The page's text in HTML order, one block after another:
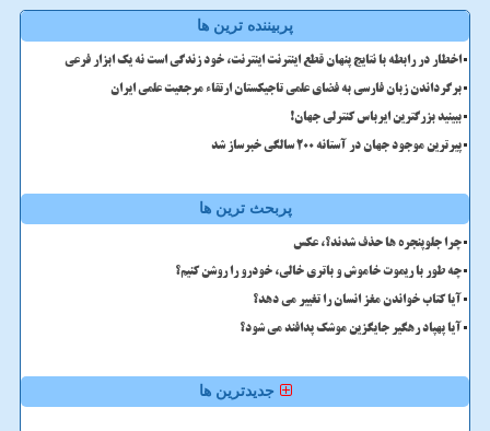
پربیننده ترین ها
اخطار در رابطه با نتایج پنهان قطع اینترنت اینترنت، خود زندگی است نه یک ابزار فرعی
برگرداندن زبان فارسی به فضای علمی تاجیکستان ارتقاء مرجعیت علمی ایران
ببینید بزرگترین ایرباس کنترلی جهان!
پیرترین موجود جهان در آستانه ۲۰۰ سالگی خبرساز شد
پربحث ترین ها
چرا جلوپنجره ها حذف شدند؟، عکس
چه طور با ریموت خاموش و باتری خالی، خودرو را روشن کنیم؟
آیا کتاب خواندن مغز انسان را تغییر می دهد؟
آیا پهپاد رهگیر جایگزین موشک پدافند می شود؟
جدیدترین ها